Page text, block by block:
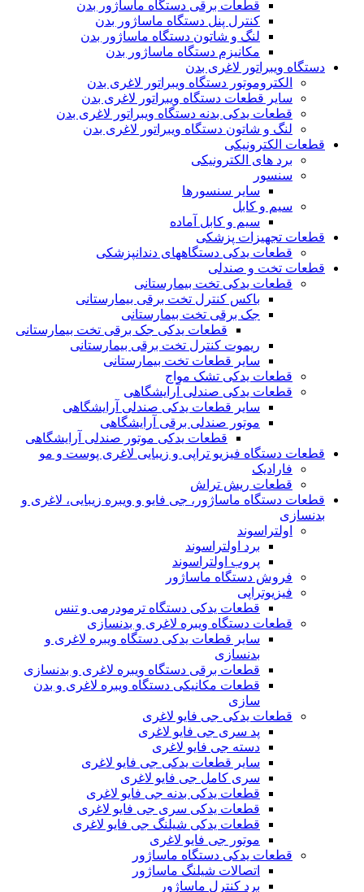
قطعات برقی دستگاه ماساژور بدن
کنترل پنل دستگاه ماساژور بدن
لنگ و شاتون دستگاه ماساژور بدن
مکانیزم دستگاه ماساژور بدن
دستگاه ویبراتور لاغری بدن
الکتروموتور دستگاه ویبراتور لاغری بدن
سایر قطعات دستگاه ویبراتور لاغری بدن
قطعات یدکی بدنه دستگاه ویبراتور لاغری بدن
لنگ و شاتون دستگاه ویبراتور لاغری بدن
قطعات الکترونیکی
برد های الکترونیکی
سنسور
سایر سنسورها
سیم و کابل
سیم و کابل آماده
قطعات تجهیزات پزشکی
قطعات یدکی دستگاههای دندانپزشکی
قطعات تخت و صندلی
قطعات یدکی تخت بیمارستانی
باکس کنترل تخت برقی بیمارستانی
جک برقی تخت بیمارستانی
قطعات یدکی جک برقی تخت بیمارستانی
ریموت کنترل تخت برقی بیمارستانی
سایر قطعات تخت بیمارستانی
قطعات یدکی تشک مواج
قطعات یدکی صندلی آرایشگاهی
سایر قطعات یدکی صندلی آرایشگاهی
موتور صندلی برقی آرایشگاهی
قطعات یدکی موتور صندلی آرایشگاهی
قطعات دستگاه فیزیو تراپی و زیبایی لاغری پوست و مو
فارادیک
قطعات ریش تراش
قطعات دستگاه ماساژور، جی فایو و ویبره زیبایی، لاغری و
بدنسازی
اولتراسوند
برد اولتراسوند
پروب اولتراسوند
فروش دستگاه ماساژور
فیزیوتراپی
قطعات یدکی دستگاه ترمودرمی و تنس
قطعات دستگاه ویبره لاغری و بدنسازی
سایر قطعات یدکی دستگاه ویبره لاغری و
بدنسازی
قطعات برقی دستگاه ویبره لاغری و بدنسازی
قطعات مکانیکی دستگاه ویبره لاغری و بدن
سازی
قطعات یدکی جی فایو لاغری
پد سری جی فایو لاغری
دسته جی فایو لاغری
سایر قطعات یدکی جی فایو لاغری
سری کامل جی فایو لاغری
قطعات یدکی بدنه جی فایو لاغری
قطعات یدکی سری جی فایو لاغری
قطعات یدکی شیلنگ جی فایو لاغری
موتور جی فایو لاغری
قطعات یدکی دستگاه ماساژور
اتصالات شیلنگ ماساژور
برد کنترل ماساژور